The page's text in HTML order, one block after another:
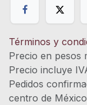
Términos y
Precio en pesos
Precio
Pedidos
centro de